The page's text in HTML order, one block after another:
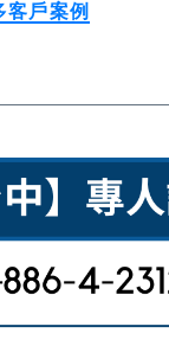
客戶案例